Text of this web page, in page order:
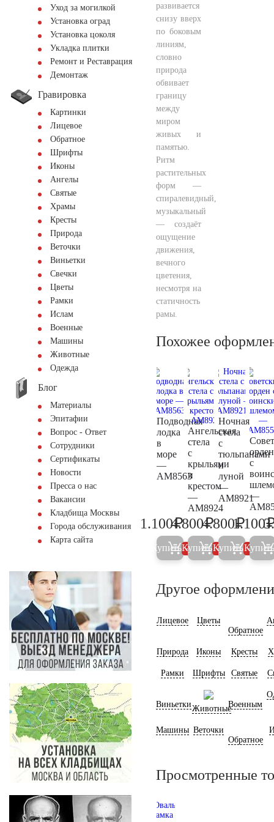
Уход за могилкой
Установка оград
Установка цоколя
Укладка плитки
Ремонт и Реставрация
Демонтаж
Гравировка
Картинки
Лицевое
Обратное
Шрифты
Иконы
Ангелы
Святые
Храмы
Кресты
Природа
Веточки
Виньетки
Свечки
Цветы
Рамки
Ислам
Военные
Машины
Животные
Одежда
Блог
Материалы
Эпитафии
Вопрос - Ответ
Сотрудники
Сертификаты
Новости
Пресса о нас
Вакансии
Кладбища Москвы
Города обслуживания
Карта сайта
развивается
снизу вверх
по боковым
линиям,
словно
природа
обвивает
границу
между
миром
живых и
памятью.
Ритм
растительных
форм —
спиралевидный,
музыкальный
— создаёт
ощущение
движения,
вечного
цветения,
несмотря на
статичность
рамы.
Похожее
Подводная
лодка
в
море
—
AM8563
1.200
1.100₽
Купить 5%
Ангельская
стела
с
крыльями
и
крестом
—
AM8924
5.000
4.800₽
Купить 5%
Ночная
стела
с
тюльпанами
и
луной
—
AM8921
5.000
4.800₽
Купить 5%
орден
с
—
1.100
Купить
Другое
Лицевое
Цветы
Обратное
Природа Иконы Кресты
Рамки Шрифты Святые
ВиньеткиЖивотныеВоенным
Машины Веточки
Обратное
Просмотренные